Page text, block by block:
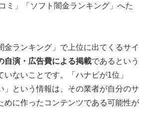
ミ」「ソフト闇金ランキング」へた
金ランキング」で上位に出てくるサイ
自演・広告費による掲載であるという
ないことです。「ハナビが1位」
」という情報は、その業者が自分のサ
めに作ったコンテンツである可能性が